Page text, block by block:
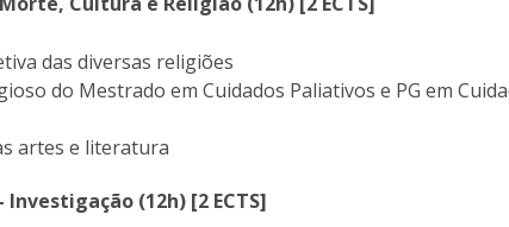
das diversas religiões
do Mestrado em Cuidados Paliativos e PG em
artes e literatura
(12h) [2 ECTS]